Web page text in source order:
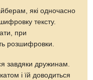
які одночасно
тексту.
при
розшифровки.
завдяки дружинам.
і їй доводиться